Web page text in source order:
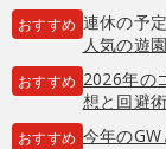
おすすめ 連休の予
人気の遊
おすすめ 2026年の
想と回避
おすすめ 今年の